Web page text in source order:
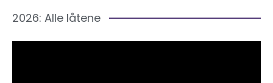
2026: Alle låtene